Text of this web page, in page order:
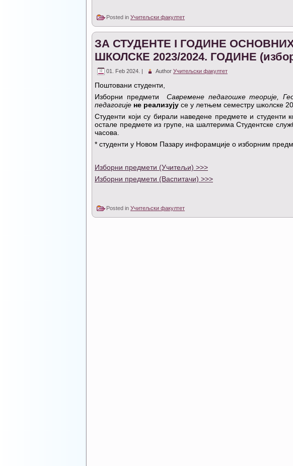
Posted in Учитељски факултет
ЗА СТУДЕНТЕ I ГОДИНЕ
ШКОЛСКЕ 2023/2024. ГОДИНЕ
01. Feb 2024. | Author Учитељски факултет
Поштовани студенти,
Изборни предметиСавремене педагошке теорије,
педагогије не реализују се у летњем семестру школске
Студенти који су бирали наведене предмете и
остале предмете из групе, на шалтерима Студентске
часова.
* студенти у Новом Пазару инфорамције о изборним
Изборни предмети (Учитељи) >>>
Изборни предмети (Васпитачи) >>>
Posted in Учитељски факултет